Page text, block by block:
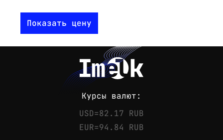
Показать цену
Курсы валют:
USD=82.17 RUB
EUR=94.84 RUB